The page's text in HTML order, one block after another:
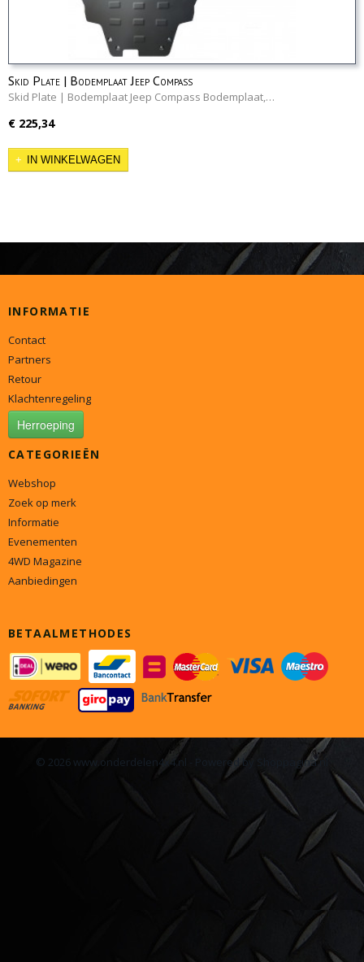
Skid Plate | Bodemplaat Jeep Compass
Skid Plate | Bodemplaat Jeep Compass Bodemplaat,…
€ 225,34
IN WINKELWAGEN
INFORMATIE
Contact
Partners
Retour
Klachtenregeling
Herroeping
CATEGORIEËN
Webshop
Zoek op merk
Informatie
Evenementen
4WD Magazine
Aanbiedingen
BETAALMETHODES
© 2026 www.onderdelen4x4.nl - Powered by Shoppagina.nl